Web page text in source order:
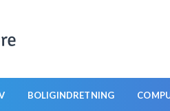
BOLIGINDRETNING